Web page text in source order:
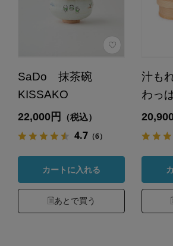
SaDo 抹茶碗
KISSAKO
22,000円 （税込）
4.7（6）
カートに入れる
あとで買う
汁も
わっ